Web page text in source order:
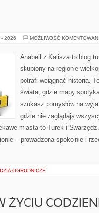
- 2026 MOŻLIWOŚĆ
Anabell z Kalisza to blog
skupiony na regionie
potrafi wciągnąć historią.
świata, gdzie mapy
szukasz pomysłów na
gdzie nie zaglądają
miasta to Turek i
– prowadzona spokojnie i
OGRODNICZE
ŻYCIU